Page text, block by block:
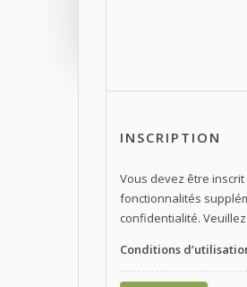
INSCRIPTION
Vous devez être
fonctionnalités
confidentialité.
Conditions